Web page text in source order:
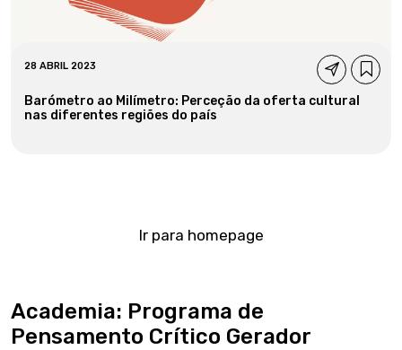
28 ABRIL 2023
Barómetro ao Milímetro: Perceção da oferta cultural
nas diferentes regiões do país
Ir para homepage
Academia: Programa de
Pensamento Crítico Gerador